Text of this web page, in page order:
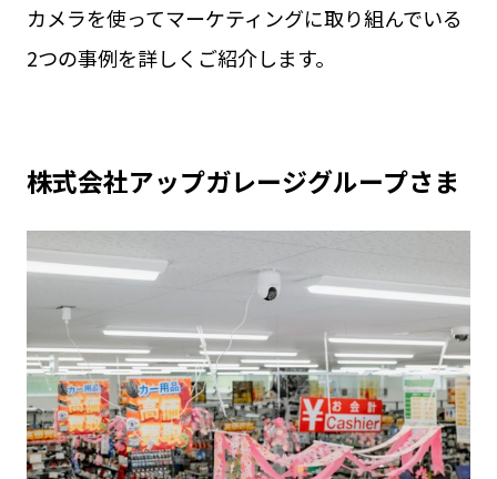
カメラを使ってマーケティングに取り組んでいる
2つの事例を詳しくご紹介します。
株式会社アップガレージグループさま